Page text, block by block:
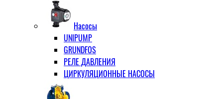
Насосы
UNIPUMP
GRUNDFOS
РЕЛЕ ДАВЛЕНИЯ
ЦИРКУЛЯЦИОННЫЕ НАСОСЫ